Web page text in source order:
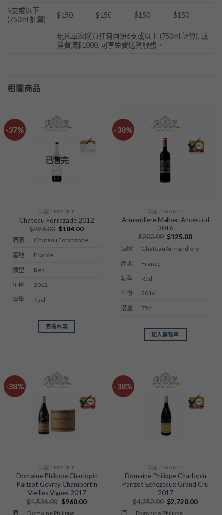
5支或以下
(750ml 計算)
$150 $150 $150 $150
現凡單次購買任何酒類6支或以上 (750ml 計算), 或
消費滿$1000, 可享免費送貨服務。
相關商品
-37%
已售完
法國 / FRANCE
Chateau Fonrazade 2012
$294.00 Original
was:
$184.00Current
is:
酒廠 Chateau Fonrazade
產地 France
類型 Red
年份 2012
溶量 75cl
查看內容
-38%
法國 / FRANCE
Armandiere Malbec Ancestral
2016
$200.00 Original
was:
$125.00Current
is:
酒廠 Chateau Armandiere
產地 France
類型 Red
年份 2016
溶量 75cl
加入購物車
-38%
法國 / FRANCE
Domaine Philippe Charlopin
Parizot Gevrey Chambertin
Vieilles Vignes 2017
$1,536.00 Original
$960.00Current
酒 Domaine Philippe
-38%
法國 / FRANCE
Domaine Philippe Charlopin
Parizot Echezeaux Grand Cru
2017
$4,352.00 Original
price
$2,720.00Current
酒 Domaine Philippe